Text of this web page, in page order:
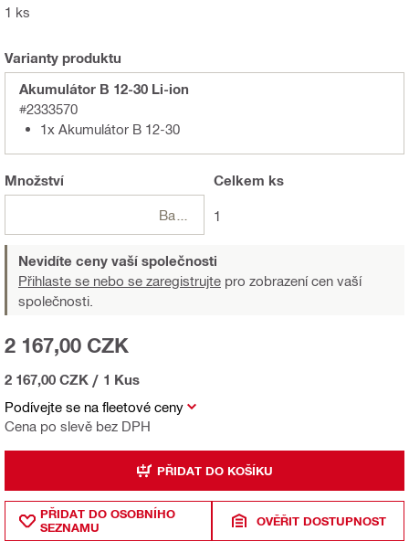
1 ks
Varianty produktu
Akumulátor B 12-30 Li-ion
#2333570
1x Akumulátor B 12-30
Množství Celkem ks
1
Nevidíte ceny vaší společnosti
Přihlaste se nebo se zaregistrujte pro zobrazení cen vaší
společnosti.
Podívejte se na fleetové ceny
Cena po slevě bez DPH
2 167,00 CZK
2 167,00 CZK / 1 Kus
PŘIDAT DO KOŠÍKU
PŘIDAT DO OSOBNÍHO
SEZNAMU
OVĚŘIT DOSTUPNOST